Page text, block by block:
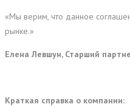
«Мы верим, что данное
рынке.»
Елена Левшун, Старший
Краткая справка о компании: